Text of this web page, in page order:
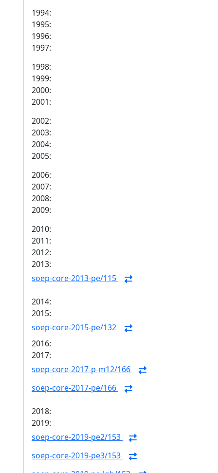
1994:
1995:
1996:
1997:
1998:
1999:
2000:
2001:
2002:
2003:
2004:
2005:
2006:
2007:
2008:
2009:
2010:
2011:
2012:
2013:
soep-core-2013-pe/115
2014:
2015:
soep-core-2015-pe/132
2016:
2017:
soep-core-2017-p-m12/166
soep-core-2017-pe/166
2018:
2019:
soep-core-2019-pe2/153
soep-core-2019-pe3/153